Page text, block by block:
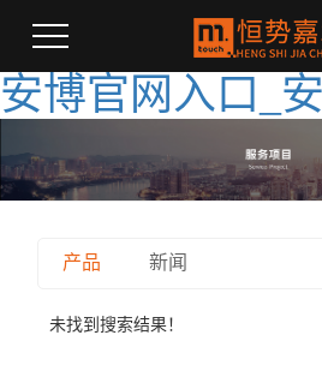
安博官网入口_
产品 新闻
未找到搜索结果！